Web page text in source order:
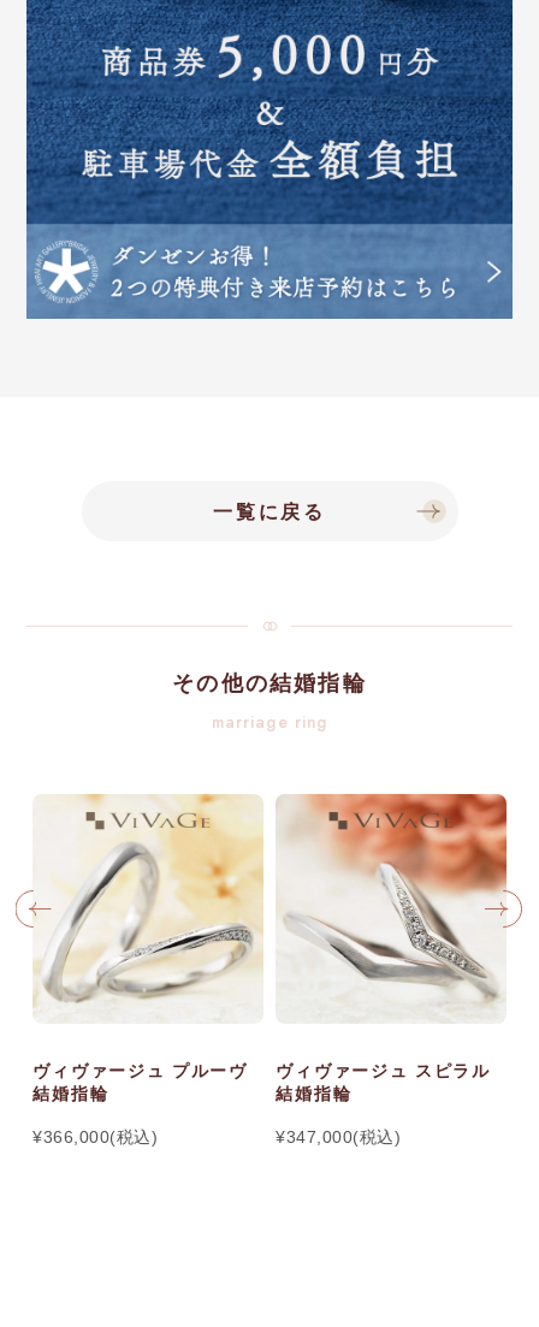
一覧に戻る
その他の結婚指輪
marriage ring
ヴィヴァージュ プルーヴ
結婚指輪
¥366,000(税込)
ヴィヴァージュ スピラル
結婚指輪
¥347,000(税込)